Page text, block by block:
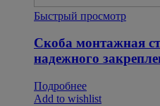
Быстрый просмотр
Скоба монтажная
надежного
Подробнее
Add to wishlist